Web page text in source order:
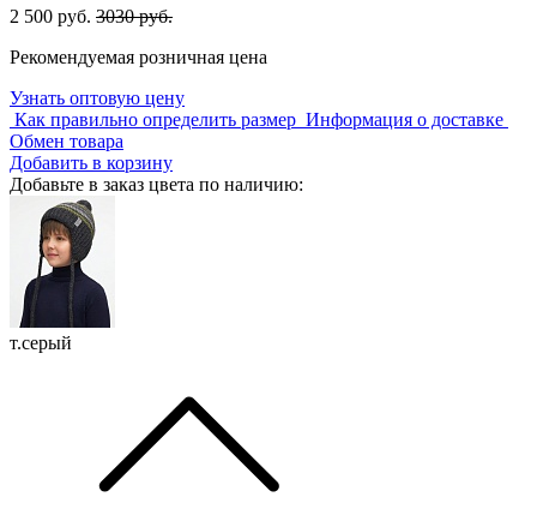
2 500 руб. 3030 руб.
Рекомендуемая розничная цена
Узнать оптовую цену
Как правильно определить размер Информация о доставке
Обмен товара
Добавить в корзину
Добавьте в заказ цвета по наличию:
т.серый